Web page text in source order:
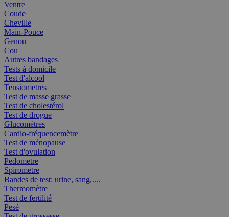
Ventre
Coude
Cheville
Main-Pouce
Genou
Cou
Autres bandages
Tests à domicile
Test d'alcool
Tensiometres
Test de masse grasse
Test de cholestérol
Test de drogue
Glucomètres
Cardio-fréquencemètre
Test de ménopause
Test d'ovulation
Pedometre
Spirometre
Bandes de test: urine, sang,....
Thermomètre
Test de fertilité
Pesé